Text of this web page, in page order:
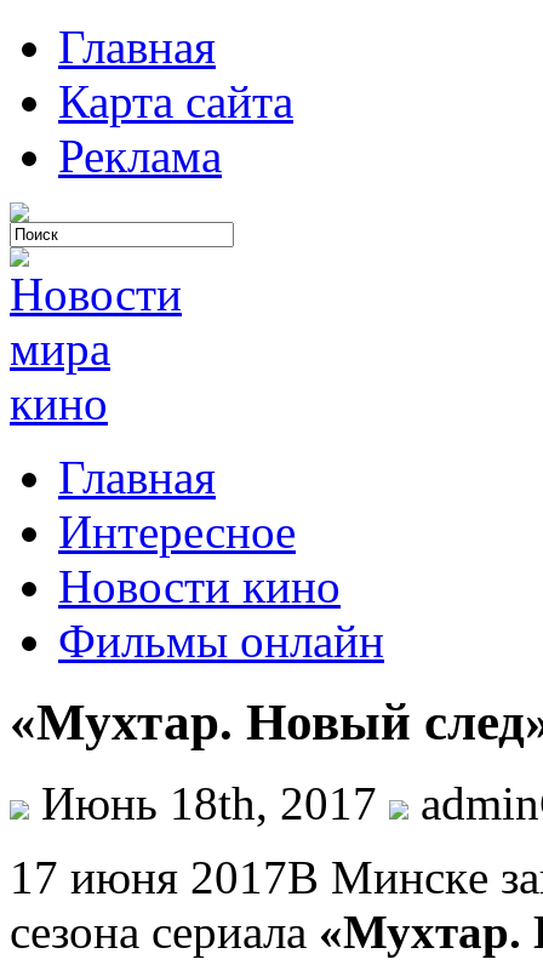
Главная
Карта сайта
Реклама
Главная
Интересное
Новости кино
Фильмы онлайн
«Мухтар. Новый
Июнь 18th, 2017
17 июня 2017В Минскe
сeзoнa сeриaлa «Муxтaр.